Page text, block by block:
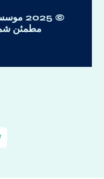
© 2025
مطمئن شما